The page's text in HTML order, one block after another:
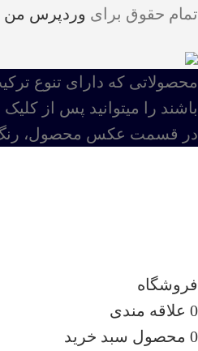
تمام حقوق برای وردپرس من
محصولاتی که دارای تنوع
باشند را میتوانید پس از
در قسمت عکس محصول، رنگ
فروشگاه
0 علاقه مندی
0 محصول سبد خرید